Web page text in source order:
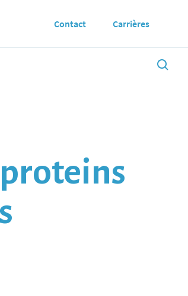
Contact Carrières